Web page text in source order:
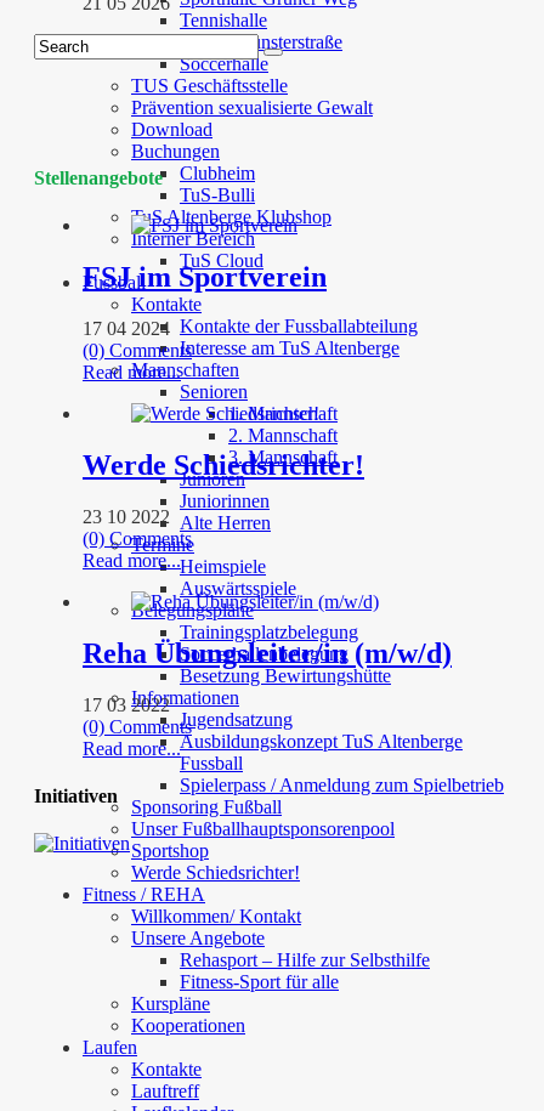
Tennishalle
Studio Münsterstraße
Soccerhalle
TUS Geschäftsstelle
Prävention sexualisierte Gewalt
Download
Buchungen
Clubheim
TuS-Bulli
TuS Altenberge Klubshop
Interner Bereich
TuS Cloud
Fussball
Kontakte
Kontakte der Fussballabteilung
Interesse am TuS Altenberge
Mannschaften
Senioren
1. Mannschaft
2. Mannschaft
3. Mannschaft
Junioren
Juniorinnen
Alte Herren
Termine
Heimspiele
Auswärtsspiele
Belegungspläne
Trainingsplatzbelegung
Soccerhallenbelegung
Besetzung Bewirtungshütte
Informationen
Jugendsatzung
Ausbildungskonzept TuS Altenberge
Fussball
Spielerpass / Anmeldung zum Spielbetrieb
Sponsoring Fußball
Unser Fußballhauptsponsorenpool
Sportshop
Werde Schiedsrichter!
Fitness / REHA
Willkommen/ Kontakt
Unsere Angebote
Rehasport – Hilfe zur Selbsthilfe
Fitness-Sport für alle
Kurspläne
Kooperationen
Laufen
Kontakte
Lauftreff
Stellenangebote
FSJ im Sportverein
17 04 2024
(0) Comments
Read more...
Werde Schiedsrichter!
23 10 2022
(0) Comments
Read more...
Reha Übungsleiter/in (m/w/d)
17 03 2022
(0) Comments
Read more...
Initiativen